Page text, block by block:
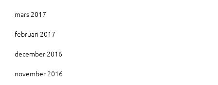
mars 2017
februari 2017
december 2016
november 2016